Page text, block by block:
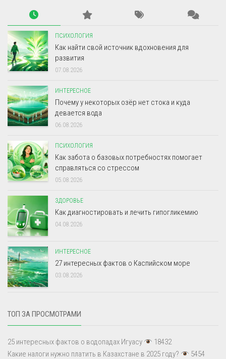
ПСИХОЛОГИЯ
Как найти свой источник вдохновения для
развития
07.08.2026
ИНТЕРЕСНОЕ
Почему у некоторых озёр нет стока и куда
девается вода
06.08.2026
ПСИХОЛОГИЯ
Как забота о базовых потребностях помогает
справляться со стрессом
05.08.2026
ЗДОРОВЬЕ
Как диагностировать и лечить гипогликемию
04.08.2026
ИНТЕРЕСНОЕ
27 интересных фактов о Каспийском море
03.08.2026
ТОП ЗА ПРОСМОТРАМИ
25 интересных фактов о водопадах Игуасу
18432
Какие налоги нужно платить в Казахстане в 2025 году?
5454